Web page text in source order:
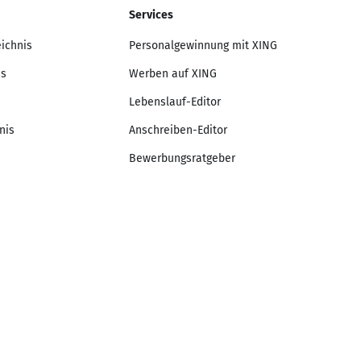
Services
Personalgewinnung mit XING
Werben auf XING
Lebenslauf-Editor
Anschreiben-Editor
Bewerbungsratgeber